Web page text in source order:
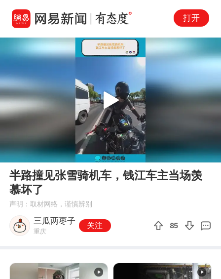
打开
00:00 01:24
Play
半路撞见张雪骑机车，钱江车主当场羡
慕坏了
声明：取材网络，谨慎辨别
三瓜两枣子
重庆
关注 85